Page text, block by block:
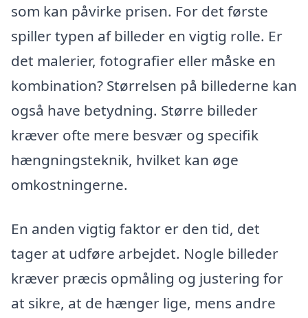
som kan påvirke prisen. For det første
spiller typen af billeder en vigtig rolle. Er
det malerier, fotografier eller måske en
kombination? Størrelsen på billederne kan
også have betydning. Større billeder
kræver ofte mere besvær og specifik
hængningsteknik, hvilket kan øge
omkostningerne.
En anden vigtig faktor er den tid, det
tager at udføre arbejdet. Nogle billeder
kræver præcis opmåling og justering for
at sikre, at de hænger lige, mens andre